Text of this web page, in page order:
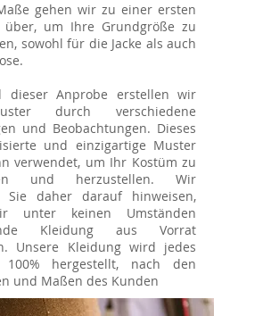
gehen wir zu einer ersten
über, um Ihre Grundgröße zu
sowohl für die Jacke als auch
dieser Anprobe erstellen wir
durch verschiedene
und Beobachtungen. Dieses
und einzigartige Muster
verwendet, um Ihr Kostüm zu
und herzustellen. Wir
Sie daher darauf hinweisen,
unter keinen Umständen
Kleidung aus Vorrat
Unsere Kleidung wird jedes
hergestellt, nach den
und Maßen des Kunden